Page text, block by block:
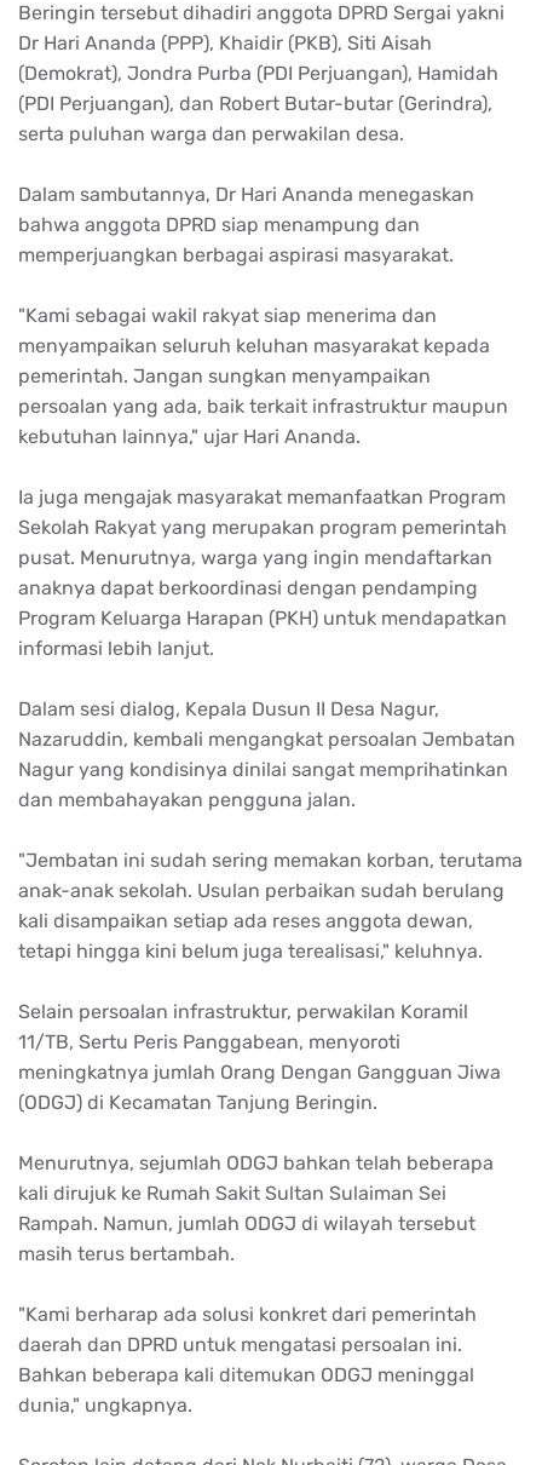
Beringin tersebut dihadiri anggota DPRD Sergai yakni
Dr Hari Ananda (PPP), Khaidir (PKB), Siti Aisah
(Demokrat), Jondra Purba (PDI Perjuangan), Hamidah
(PDI Perjuangan), dan Robert Butar-butar (Gerindra),
serta puluhan warga dan perwakilan desa.
Dalam sambutannya, Dr Hari Ananda menegaskan
bahwa anggota DPRD siap menampung dan
memperjuangkan berbagai aspirasi masyarakat.
"Kami sebagai wakil rakyat siap menerima dan
menyampaikan seluruh keluhan masyarakat kepada
pemerintah. Jangan sungkan menyampaikan
persoalan yang ada, baik terkait infrastruktur maupun
kebutuhan lainnya," ujar Hari Ananda.
Ia juga mengajak masyarakat memanfaatkan Program
Sekolah Rakyat yang merupakan program pemerintah
pusat. Menurutnya, warga yang ingin mendaftarkan
anaknya dapat berkoordinasi dengan pendamping
Program Keluarga Harapan (PKH) untuk mendapatkan
informasi lebih lanjut.
Dalam sesi dialog, Kepala Dusun II Desa Nagur,
Nazaruddin, kembali mengangkat persoalan Jembatan
Nagur yang kondisinya dinilai sangat memprihatinkan
dan membahayakan pengguna jalan.
"Jembatan ini sudah sering memakan korban, terutama
anak-anak sekolah. Usulan perbaikan sudah berulang
kali disampaikan setiap ada reses anggota dewan,
tetapi hingga kini belum juga terealisasi," keluhnya.
Selain persoalan infrastruktur, perwakilan Koramil
11/TB, Sertu Peris Panggabean, menyoroti
meningkatnya jumlah Orang Dengan Gangguan Jiwa
(ODGJ) di Kecamatan Tanjung Beringin.
Menurutnya, sejumlah ODGJ bahkan telah beberapa
kali dirujuk ke Rumah Sakit Sultan Sulaiman Sei
Rampah. Namun, jumlah ODGJ di wilayah tersebut
masih terus bertambah.
"Kami berharap ada solusi konkret dari pemerintah
daerah dan DPRD untuk mengatasi persoalan ini.
Bahkan beberapa kali ditemukan ODGJ meninggal
dunia," ungkapnya.